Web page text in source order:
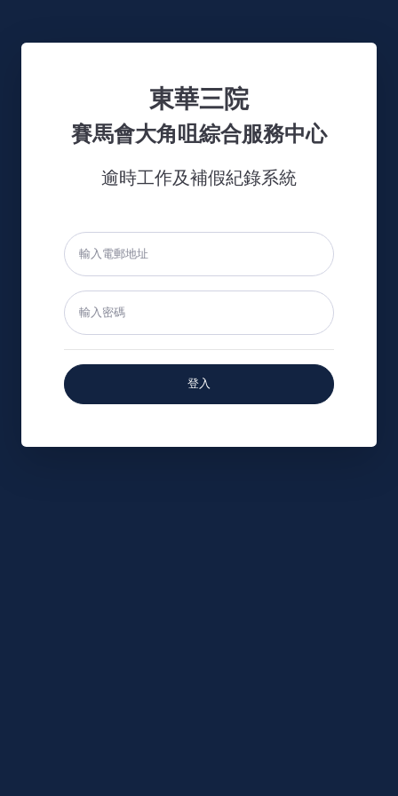
東華三院
賽馬會大角咀綜合服務中心
逾時工作及補假紀錄系統